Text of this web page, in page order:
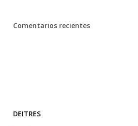
Comentarios recientes
DEITRES